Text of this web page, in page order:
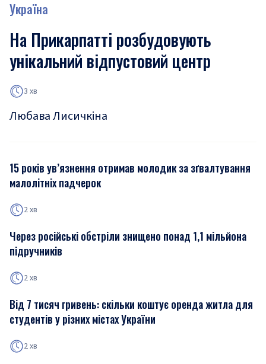
Україна
На Прикарпатті розбудовують
унікальний відпустовий центр
3 хв
Любава Лисичкіна
15 років ув’язнення отримав молодик за зґвалтування
малолітніх падчерок
2 хв
Через російські обстріли знищено понад 1,1 мільйона
підручників
2 хв
Від 7 тисяч гривень: скільки коштує оренда житла для
студентів у різних містах України
2 хв